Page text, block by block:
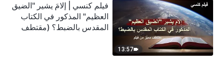
13:57
فيلم كنسي | إلامَ يشير "الضيق
العظيم" المذكور في الكتاب
المقدس بالضبط؟ (مقتطف